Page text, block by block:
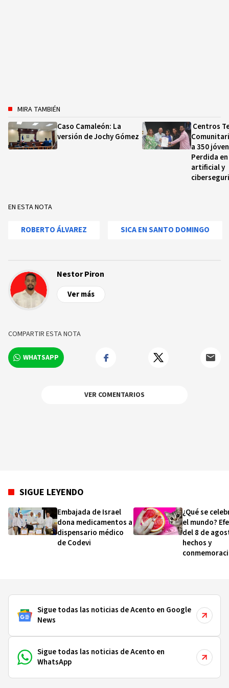
MIRA TAMBIÉN
Caso Camaleón: La
versión de Jochy Gómez
Centros
a 350
Perdida
artificial y
EN ESTA NOTA
ROBERTO ÁLVAREZ SICA EN SANTO DOMINGO
Nestor Piron
Ver más
COMPARTIR ESTA NOTA
WHATSAPP
VER COMENTARIOS
SIGUE LEYENDO
Embajada de Israel
dona medicamentos a
dispensario médico
de Codevi
¿Qué se
el mundo?
del 8 de
hechos y
Sigue todas las noticias de Acento en Google
News
Sigue todas las noticias de Acento en
WhatsApp